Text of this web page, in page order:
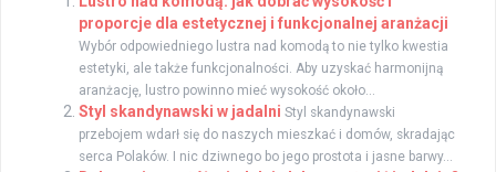
proporcje dla estetycznej i funkcjonalnej aranżacji
Wybór odpowiedniego lustra nad komodą to nie tylko kwestia
estetyki, ale także funkcjonalności. Aby uzyskać harmonijną
aranżację, lustro powinno mieć wysokość około...
Styl skandynawski w jadalni Styl skandynawski
przebojem wdarł się do naszych mieszkać i domów, skradając
serca Polaków. I nic dziwnego bo jego prostota i jasne barwy...